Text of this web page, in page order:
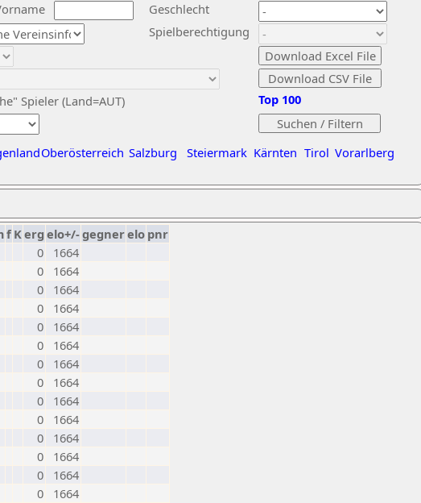
Geschlecht
Spieler (Land=AUT)
Spielberechtigung
Oberösterreich Salzburg Steiermark Kärnten Tirol Vorarlberg
Top 100
f Kerg elo+/-gegnerelo pnr
0
1664
0
1664
0
1664
0
1664
0
1664
0
1664
0
1664
0
1664
0
1664
0
1664
0
1664
0
1664
0
1664
0
1664